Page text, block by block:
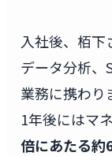
入社後、栢下
データ分析、
業務に携わり
1年後にはマ
倍にあたる約